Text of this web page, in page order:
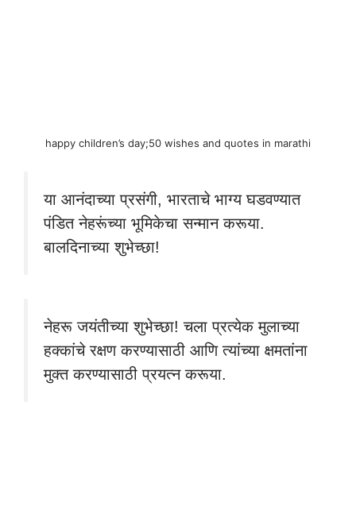
happy children’s day;50 wishes and quotes in marathi
या आनंदाच्या प्रसंगी, भारताचे भाग्य घडवण्यात
पंडित नेहरूंच्या भूमिकेचा सन्मान करूया.
बालदिनाच्या शुभेच्छा!
नेहरू जयंतीच्या शुभेच्छा! चला प्रत्येक मुलाच्या
हक्कांचे रक्षण करण्यासाठी आणि त्यांच्या क्षमतांना
मुक्त करण्यासाठी प्रयत्न करूया.